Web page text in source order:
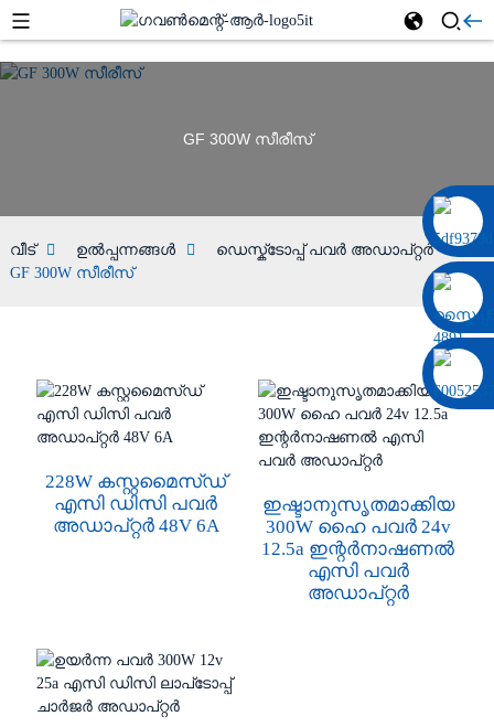
0086 13322920697
GF 300W സീരീസ്
വീട് ഉൽപ്പന്നങ്ങൾ
ഡെസ്ക്ടോപ്പ് പവർ അഡാപ്റ്റർ
GF 300W സീരീസ്
228W കസ്റ്റമൈസ്ഡ്
എസി ഡിസി പവർ
അഡാപ്റ്റർ 48V 6A
ഇഷ്ടാനുസൃതമാക്കിയ
300W ഹൈ പവർ 24v
12.5a ഇന്റർനാഷണൽ
എസി പവർ
അഡാപ്റ്റർ